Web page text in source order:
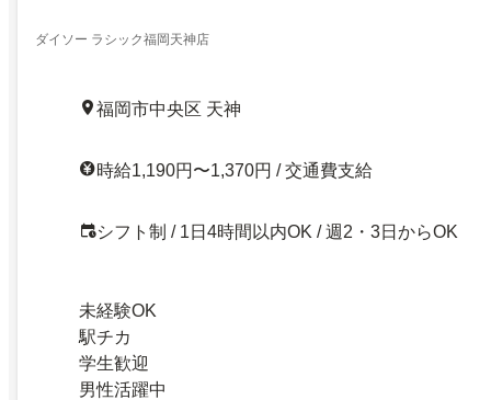
ダイソー ラシック福岡天神店
福岡市中央区 天神
時給1,190円〜1,370円 / 交通費支給
シフト制 / 1日4時間以内OK / 週2・3日からOK
未経験OK
駅チカ
学生歓迎
男性活躍中